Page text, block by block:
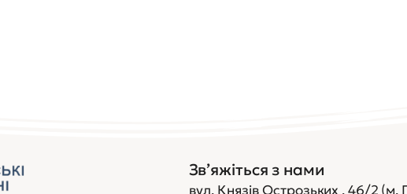
Зв’яжіться з нами
вул. Князів Острозьких , 46/2 (м.